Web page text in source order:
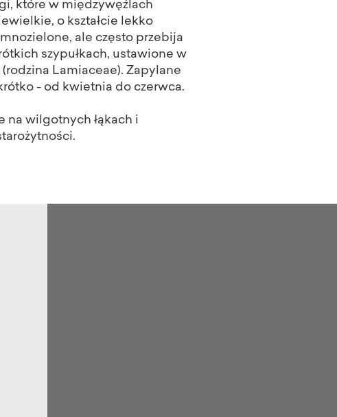
które w międzywęźlach
o kształcie lekko
ale często przebija
szypułkach, ustawione w
Lamiaceae). Zapylane
- od kwietnia do czerwca.
na wilgotnych łąkach i